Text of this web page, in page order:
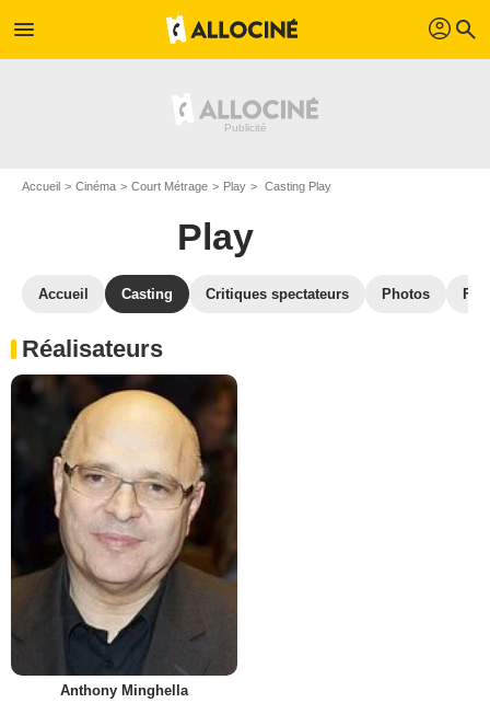
menu profil search
Accueil Cinéma Court Métrage Play Casting Play
Play
Accueil Casting Critiques spectateurs Photos
Réalisateurs
Anthony Minghella